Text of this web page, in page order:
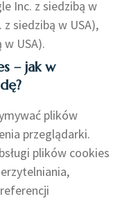
Inc. z siedzibą w
z siedzibą w USA),
USA).
– jak w
plików
przeglądarki.
plików cookies